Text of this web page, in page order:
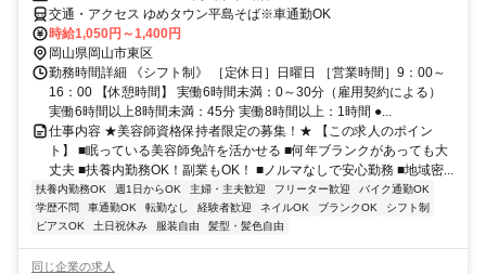
交通・アクセス ゆめタウン平島そば※車通勤OK
時給1,050円～1,400円
岡山県岡山市東区
勤務時間詳細 《シフト制》 ［定休日］日曜日 ［営業時間］9：00～
16：00 【休憩時間】 実働6時間未満：0～30分（雇用契約による）
実働6時間以上8時間未満：45分 実働8時間以上：1時間 ●...
仕事内容 ★美容師資格保持者限定の募集！★ 【この求人のポイン
ト】 ■眠っている美容師免許を活かせる ■何年ブランクがあっても大
丈夫 ■扶養内勤務OK！副業もOK！ ■ノルマなしで安心勤務 ■地域密...
扶養内勤務OK 週1日からOK 主婦・主夫歓迎 フリーター歓迎
バイク通勤OK
学歴不問
車通勤OK 転勤なし 経験者歓迎 ネイルOK ブランクOK
シフト制
ピアスOK
土日祝休み 服装自由 髪型・髪色自由
同じ企業の求人